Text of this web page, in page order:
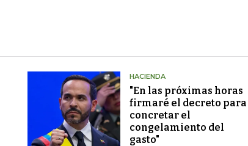
HACIENDA
"En las próximas horas
firmaré el decreto para
concretar el
congelamiento del
gasto"